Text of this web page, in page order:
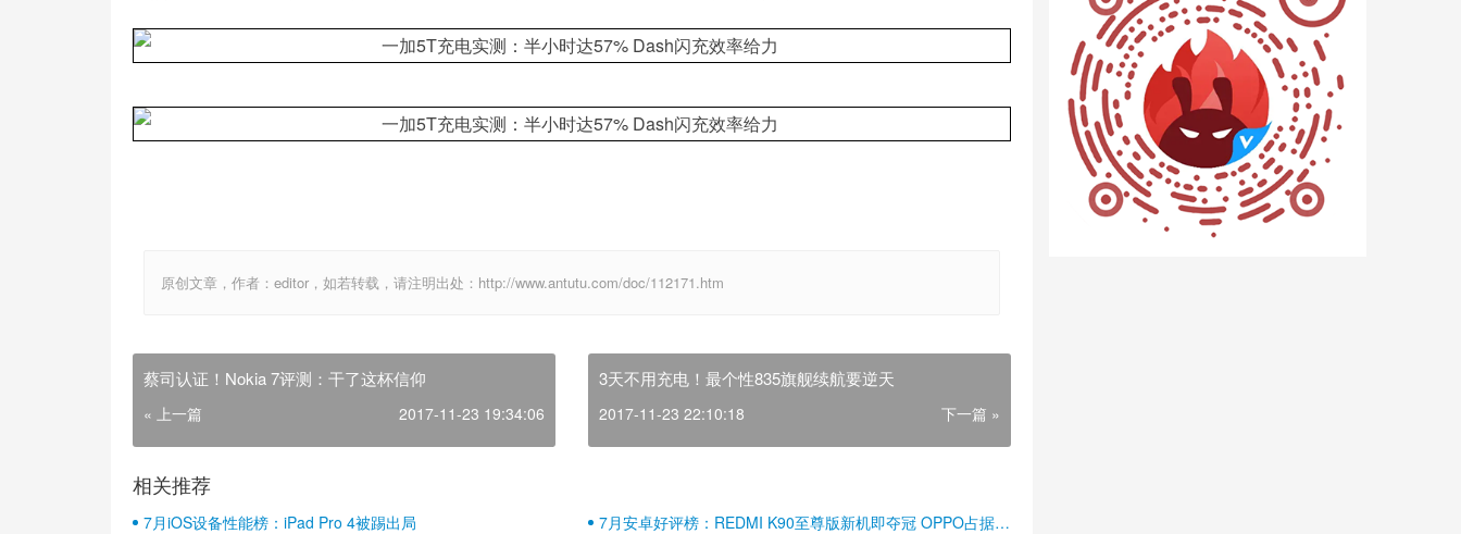
原创文章，作者：editor，如若转载，请注明出处：http://www.antutu.com/doc/112171.htm
蔡司认证！Nokia 7评测：干了这杯信仰
« 上一篇 2017-11-23 19:34:06
3天不用充电！最个性835旗舰续航要逆天
2017-11-23 22:10:18 下一篇 »
相关推荐
7月iOS设备性能榜：iPad Pro 4被踢出局
7月安卓好评榜：REDMI K90至尊版新机即夺冠 OPPO占据半